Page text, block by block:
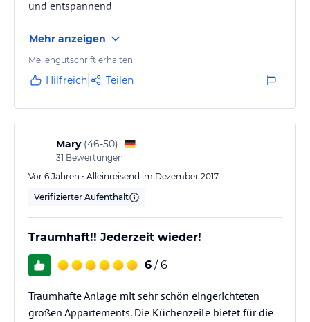
und entspannend
Mehr anzeigen
Meilengutschrift erhalten
Hilfreich Teilen
Mary (46-50)
31 Bewertungen
Vor 6 Jahren • Alleinreisend im Dezember 2017
Verifizierter Aufenthalt
Traumhaft!! Jederzeit wieder!
6 / 6
Traumhafte Anlage mit sehr schön eingerichteten
großen Appartements. Die Küchenzeile bietet für die